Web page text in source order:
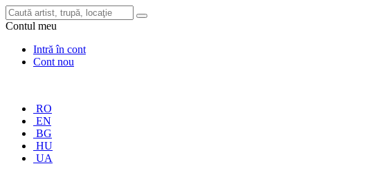
Contul meu
Intră în cont
Cont nou
RO
EN
BG
HU
UA